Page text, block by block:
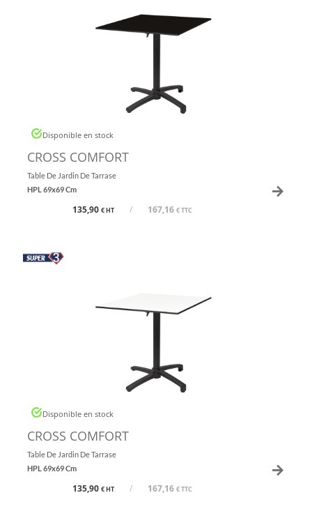
Disponible en stock
CROSS COMFORT
Table De Jardin De Tarrase
HPL 69x69 Cm
135,90 € HT / 167,16 € TTC
Disponible en stock
CROSS COMFORT
Table De Jardin De Tarrase
HPL 69x69 Cm
135,90 € HT / 167,16 € TTC